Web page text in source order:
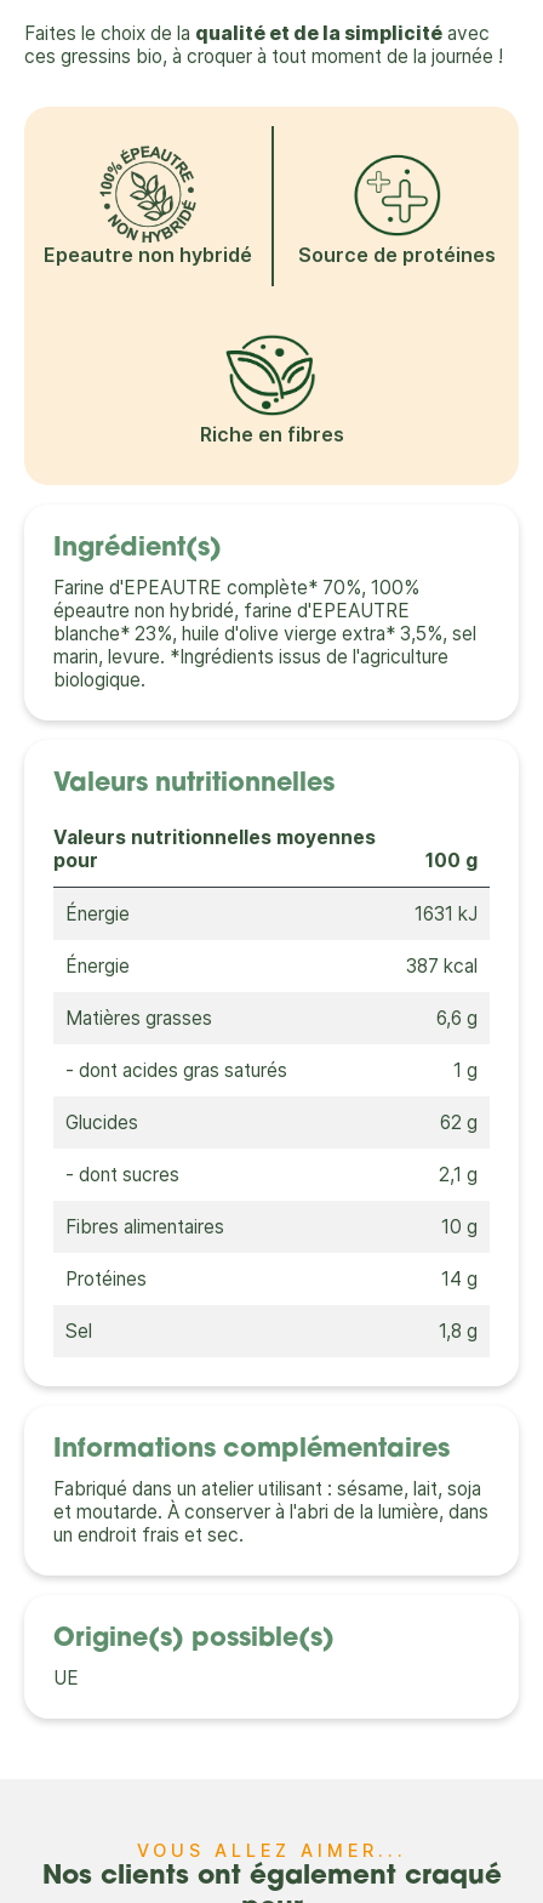
Faites le choix de la qualité et de la simplicité avec
ces gressins bio, à croquer à tout moment de la journée !
Epeautre non hybridé Source de protéines
Riche en fibres
Ingrédient(s)
Farine d'EPEAUTRE complète* 70%, 100%
épeautre non hybridé, farine d'EPEAUTRE
blanche* 23%, huile d'olive vierge extra* 3,5%, sel
marin, levure. *Ingrédients issus de l'agriculture
biologique.
Valeurs nutritionnelles
Valeurs nutritionnelles moyennes
pour
100 g
Énergie 1631 kJ
Énergie 387 kcal
Matières grasses 6,6 g
- dont acides gras saturés 1 g
Glucides 62 g
- dont sucres 2,1 g
Fibres alimentaires 10 g
Protéines 14 g
Sel 1,8 g
Informations complémentaires
Fabriqué dans un atelier utilisant : sésame, lait, soja
et moutarde. À conserver à l'abri de la lumière, dans
un endroit frais et sec.
Origine(s) possible(s)
UE
VOUS ALLEZ AIMER...
Nos clients ont également craqué